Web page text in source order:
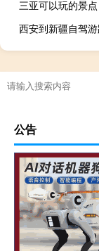
三亚可以玩的景点
西安到新疆自驾
公告